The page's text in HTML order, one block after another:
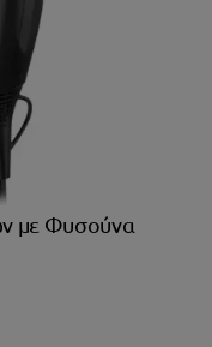
με Φυσούνα